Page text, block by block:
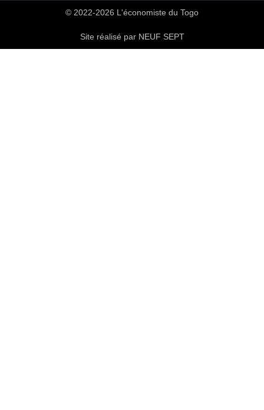
© 2022-2026 L'économiste du Togo
Site réalisé par NEUF SEPT